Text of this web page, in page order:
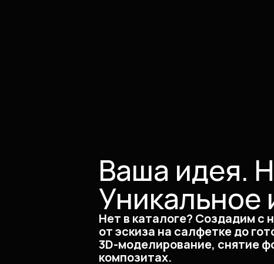
Ваша идея.
Уникальное
Нет в каталоге? Создадим с
от эскиза на салфетке до
3D-моделирование, снятие
композитах.